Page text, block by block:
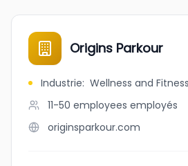
Origins Parkour
Industrie: Wellness and
11-50 employees employés
originsparkour.com